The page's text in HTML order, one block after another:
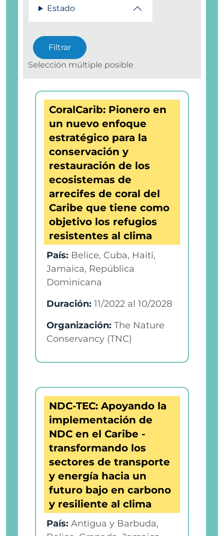
Estado
Selección múltiple posible
CoralCarib: Pionero en
un nuevo enfoque
estratégico para la
conservación y
restauración de los
ecosistemas de
arrecifes de coral del
Caribe que tiene como
objetivo los refugios
resistentes al clima
País: Belice, Cuba, Haití,
Jamaica, República
Dominicana
Duración: 11/2022 al 10/2028
Organización: The Nature
Conservancy (TNC)
NDC-TEC: Apoyando la
implementación de
NDC en el Caribe -
transformando los
sectores de transporte
y energía hacia un
futuro bajo en carbono
y resiliente al clima
País: Antigua y Barbuda,